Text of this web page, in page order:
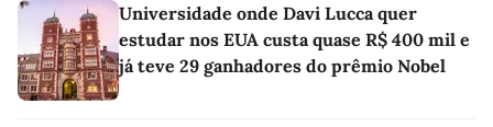
Universidade onde Davi Lucca quer
estudar nos EUA custa quase R$ 400 mil e
já teve 29 ganhadores do prêmio Nobel